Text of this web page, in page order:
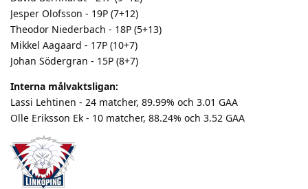
Jesper Olofsson - 19P (7+12)
Theodor Niederbach - 18P (5+13)
Mikkel Aagaard - 17P (10+7)
Johan Södergran - 15P (8+7)
Interna målvaktsligan:
Lassi Lehtinen - 24 matcher, 89.99% och 3.01 GAA
Olle Eriksson Ek - 10 matcher, 88.24% och 3.52 GAA